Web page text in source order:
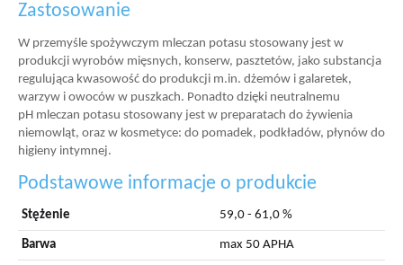
Zastosowanie
W przemyśle spożywczym mleczan potasu stosowany jest w
produkcji wyrobów mięsnych, konserw, pasztetów, jako substancja
regulująca kwasowość do produkcji m.in. dżemów i galaretek,
warzyw i owoców w puszkach. Ponadto dzięki neutralnemu
pH mleczan potasu stosowany jest w preparatach do żywienia
niemowląt, oraz w kosmetyce: do pomadek, podkładów, płynów do
higieny intymnej.
Podstawowe informacje o produkcie
Stężenie 59,0 - 61,0 %
Barwa max 50 APHA